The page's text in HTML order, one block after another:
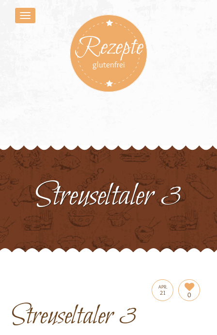
Rezepte
glutenfrei
Streuseltaler 3
APR.
21 0
Streuseltaler 3